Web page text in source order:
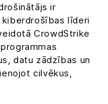
ir
līderi
CrowdStrike
datu zādzības un
cilvēkus,